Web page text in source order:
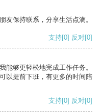
友保持联系，分享生活点滴。
支持[0] 反对[0]
能够更轻松地完成工作任务。
以提前下班，有更多的时间陪
支持[0] 反对[0]